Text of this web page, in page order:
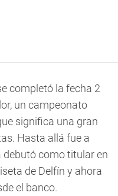
completó la fecha 2
un campeonato
significa una gran
Hasta allá fue a
debutó como titular en
de Delfín y ahora
el banco.